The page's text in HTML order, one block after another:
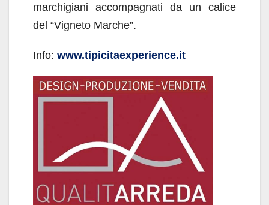
marchigiani accompagnati da un calice
del “Vigneto Marche”.
Info: www.tipicitaexperience.it